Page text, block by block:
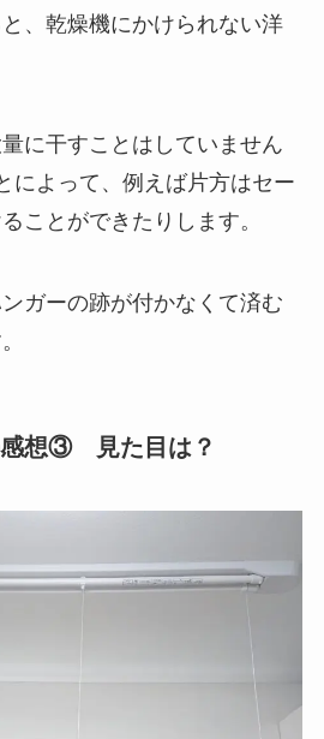
、乾燥機にかけられない洋
に干すことはしていません
によって、例えば片方はセー
ことができたりします。
ガーの跡が付かなくて済む
感想③ 見た目は？